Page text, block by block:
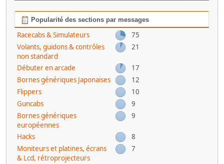
Popularité des sections par messages
Racecabs & Simulateurs
75
Volants, guidons & contrôles
non standard
21
Débuter en arcade
17
Bornes génériques Japonaises
12
Flippers
10
Guncabs
9
Bornes génériques
européennes
9
Hacks
8
Moniteurs et platines, écrans
& Lcd, rétroprojecteurs
7